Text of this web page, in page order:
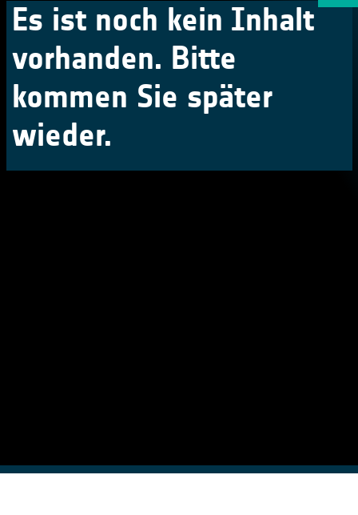
Es ist noch kein Inhalt
vorhanden. Bitte
kommen Sie später
wieder.